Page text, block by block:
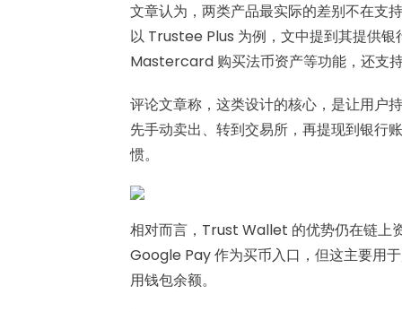
文章认为，两类产品最实际的差别不在支
以 Trustee Plus 为例，文中提到其提供银
Mastercard 购买法币资产等功能，还支
评论文章称，这类设计的核心，是让用户
先手动卖出、转到交易所，再提现到银行
惯。
相对而言，Trust Wallet 的优势仍在链上
Google Pay 作为买币入口，但这主要用
用钱包余额。